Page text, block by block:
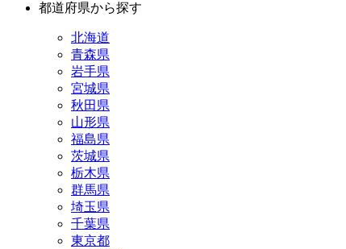
都道府県から探す
北海道
青森県
岩手県
宮城県
秋田県
山形県
福島県
茨城県
栃木県
群馬県
埼玉県
千葉県
東京都